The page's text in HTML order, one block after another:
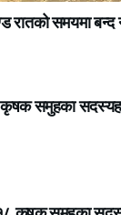
समयमा बन्द
कृषक समुहका